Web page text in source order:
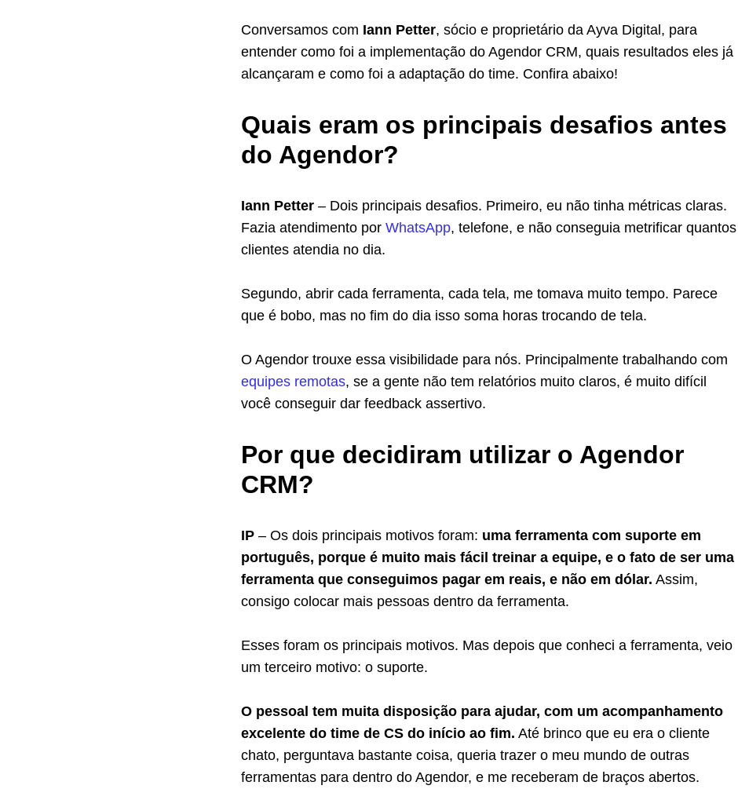
Conversamos com Iann Petter, sócio e proprietário da Ayva Digital, para
entender como foi a implementação do Agendor CRM, quais resultados eles já
alcançaram e como foi a adaptação do time. Confira abaixo!
Quais eram os principais desafios antes
do Agendor?
Iann Petter – Dois principais desafios. Primeiro, eu não tinha métricas claras.
Fazia atendimento por WhatsApp, telefone, e não conseguia metrificar quantos
clientes atendia no dia.
Segundo, abrir cada ferramenta, cada tela, me tomava muito tempo. Parece
que é bobo, mas no fim do dia isso soma horas trocando de tela.
O Agendor trouxe essa visibilidade para nós. Principalmente trabalhando com
equipes remotas, se a gente não tem relatórios muito claros, é muito difícil
você conseguir dar feedback assertivo.
Por que decidiram utilizar o Agendor
CRM?
IP – Os dois principais motivos foram: uma ferramenta com suporte em
português, porque é muito mais fácil treinar a equipe, e o fato de ser uma
ferramenta que conseguimos pagar em reais, e não em dólar. Assim,
consigo colocar mais pessoas dentro da ferramenta.
Esses foram os principais motivos. Mas depois que conheci a ferramenta, veio
um terceiro motivo: o suporte.
O pessoal tem muita disposição para ajudar, com um acompanhamento
excelente do time de CS do início ao fim. Até brinco que eu era o cliente
chato, perguntava bastante coisa, queria trazer o meu mundo de outras
ferramentas para dentro do Agendor, e me receberam de braços abertos.